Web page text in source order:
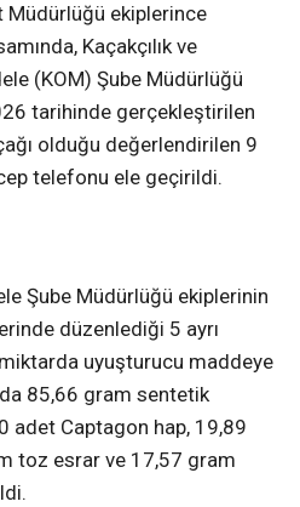
Müdürlüğü ekiplerince
Kaçakçılık ve
(KOM) Şube Müdürlüğü
tarihinde gerçekleştirilen
olduğu değerlendirilen 9
telefonu ele geçirildi.
Şube Müdürlüğü ekiplerinin
düzenlediği 5 ayrı
uyuşturucu maddeye
85,66 gram sentetik
adet Captagon hap, 19,89
toz esrar ve 17,57 gram